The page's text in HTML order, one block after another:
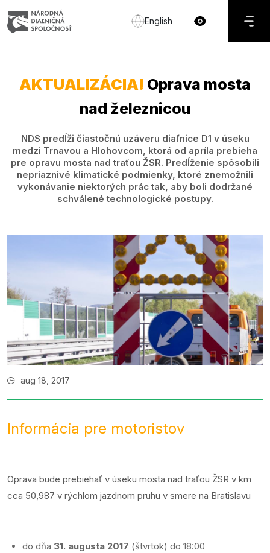
English
AKTUALIZÁCIA! Oprava mosta
nad železnicou
NDS predĺži čiastočnú uzáveru diaľnice D1 v úseku
medzi Trnavou a Hlohovcom, ktorá od apríla prebieha
pre opravu mosta nad traťou ŽSR. Predĺženie spôsobili
nepriaznivé klimatické podmienky, ktoré znemožnili
vykonávanie niektorých prác tak, aby boli dodržané
schválené technologické postupy.
aug 18, 2017
Informácia pre motoristov
Oprava bude prebiehať v úseku mosta nad traťou ŽSR v km
cca 50,987 v rýchlom jazdnom pruhu v smere na Bratislavu
do dňa 31. augusta 2017 (štvrtok) do 18:00